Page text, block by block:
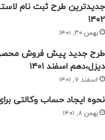
جدیدترین طرح ثبت نام
۱۴۰۲
بهمن ۳۰, ۱۴۰۱
طرح جدید پیش فروش
دیزل،دهم اسفند ۱۴۰۱
اسفند ۷, ۱۴۰۱
نحوه ایجاد حساب وکالتی
بهمن ۸, ۱۴۰۱